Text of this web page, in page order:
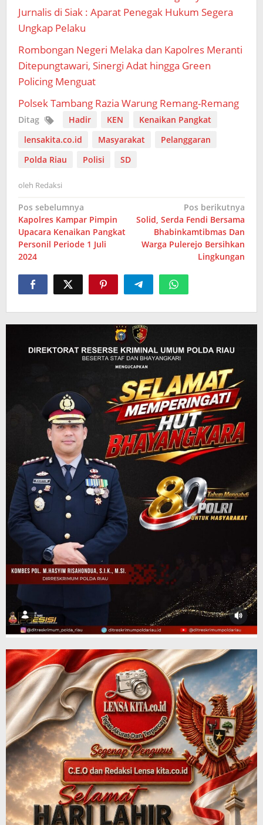
Jurnalis di Siak : Aparat Penegak Hukum Segera
Ungkap Pelaku
Rombongan Negeri Melaka dan Kapolres Meranti
Ditepungtawari, Sinergi Adat hingga Green
Policing Menguat
Polsek Tambang Razia Warung Remang-Remang
Ditag Hadir KEN
Kenaikan Pangkat
lensakita.co.id
Masyarakat
Pelanggaran
Polda Riau
Polisi SD
oleh Redaksi
Navigasi
pos
Pos sebelumnya
Kapolres Kampar Pimpin
Upacara Kenaikan Pangkat
Personil Periode 1 Juli
2024
Pos berikutnya
Solid, Serda Fendi Bersama
Bhabinkamtibmas Dan
Warga Pulerejo Bersihkan
Lingkungan